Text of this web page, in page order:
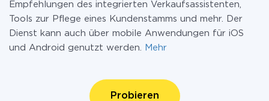
Empfehlungen des integrierten Verkaufsassistenten,
Tools zur Pflege eines Kundenstamms und mehr. Der
Dienst kann auch über mobile Anwendungen für iOS
und Android genutzt werden.
Mehr
Probieren